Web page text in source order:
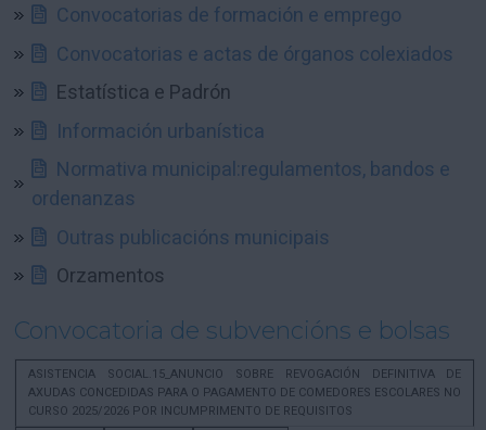
Convocatorias de formación e emprego
Convocatorias e actas de órganos colexiados
Estatística e Padrón
Información urbanística
Normativa municipal:regulamentos, bandos e
ordenanzas
Outras publicacións municipais
Orzamentos
Convocatoria de subvencións e bolsas
ASISTENCIA SOCIAL.15_ANUNCIO SOBRE REVOGACIÓN DEFINITIVA DE
AXUDAS CONCEDIDAS PARA O PAGAMENTO DE COMEDORES ESCOLARES NO
CURSO 2025/2026 POR INCUMPRIMENTO DE REQUISITOS